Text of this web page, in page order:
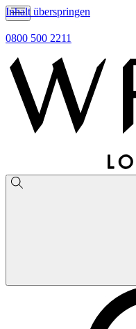
Inhalt überspringen
0800 500 2211